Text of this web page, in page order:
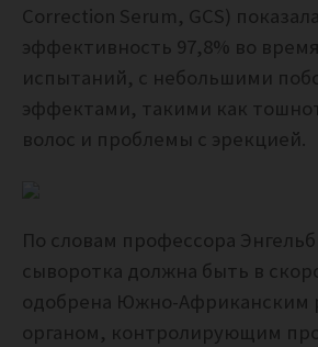
Correction Serum, GCS) показала
эффективность 97,8% во
испытаний, с небольшими
эффектами, такими как
волос и проблемы с эрекцией.
По словам профессора
сыворотка должна быть в
одобрена Южно-Африканским
органом, контролирующим